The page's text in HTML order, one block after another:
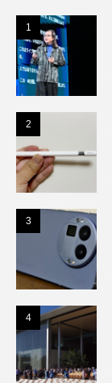
1
2
3
4